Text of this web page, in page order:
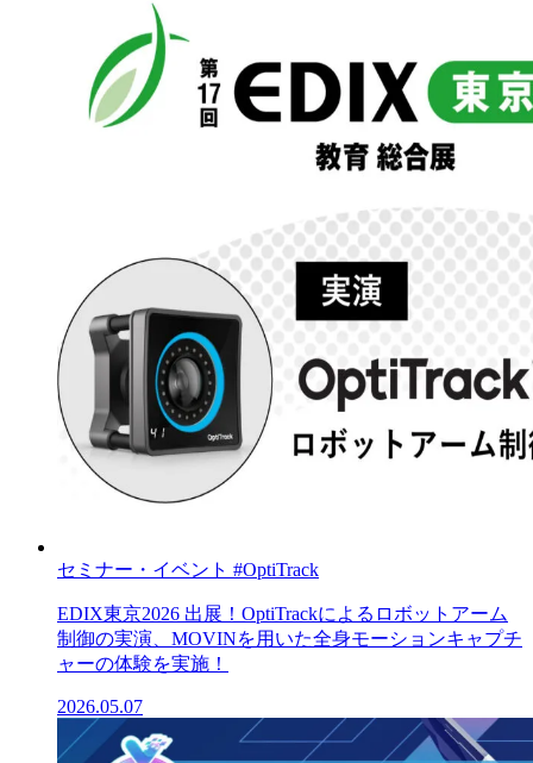
セミナー・イベント #OptiTrack
EDIX東京2026 出展！OptiTrackによるロボットアーム
制御の実演、MOVINを用いた全身モーションキャプチ
ャーの体験を実施！
2026.05.07